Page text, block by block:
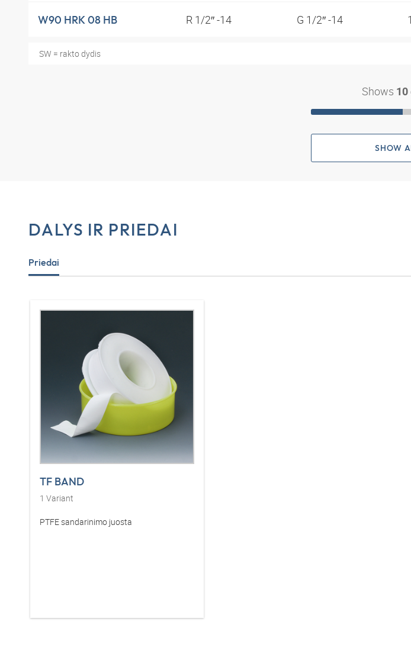
W90 HRK 08 HB R 1/2″ -14 G 1/2″ -14
SW = rakto dydis
Shows 10
SHOW
DALYS IR PRIEDAI
Priedai
TF BAND
1 Variant
PTFE sandarinimo juosta